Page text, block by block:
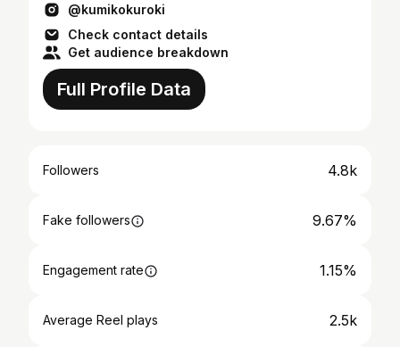
子育て相談小山 #非認知能力
@kumikokuroki
Check contact details
Get audience breakdown
Full Profile Data
Followers 4.8k
Fake followers 9.67%
Engagement rate 1.15%
Average Reel plays 2.5k